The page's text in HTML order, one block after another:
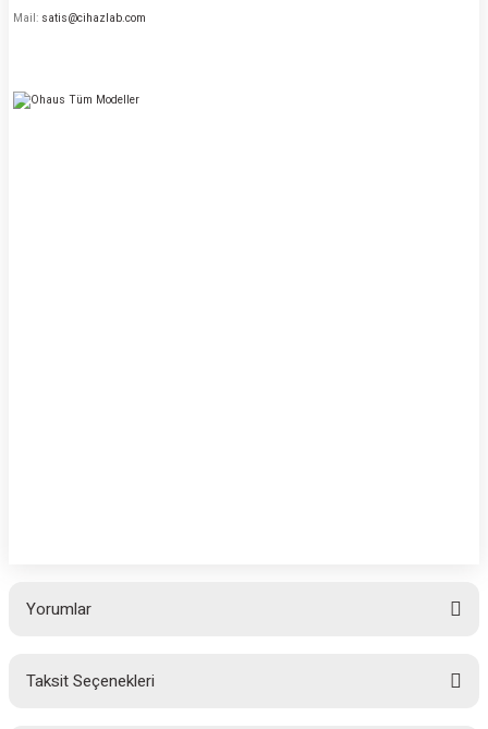
Mail: satis@cihazlab.com
Yorumlar
Taksit Seçenekleri